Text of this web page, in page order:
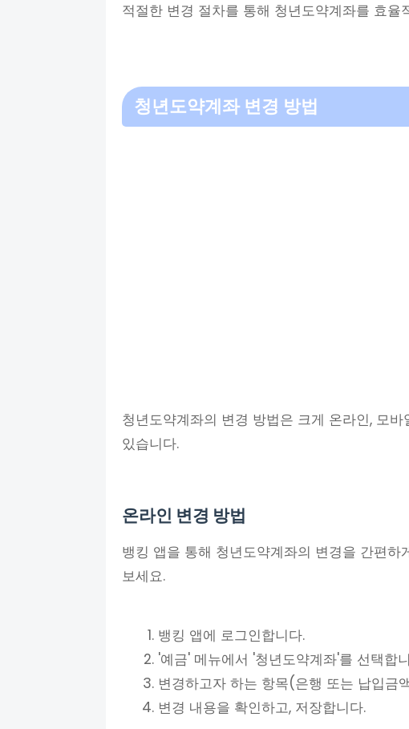
적절한 변경 절차를 통해 청년도약계좌를 효율
청년도약계좌 변경 방법
청년도약계좌의 변경 방법은 크게 온라인, 모
있습니다.
온라인 변경 방법
뱅킹 앱을 통해 청년도약계좌의 변경을 간편
보세요.
뱅킹 앱에 로그인합니다.
'예금' 메뉴에서 '청년도약계좌'를 선택합
변경하고자 하는 항목(은행 또는 납입금
변경 내용을 확인하고, 저장합니다.